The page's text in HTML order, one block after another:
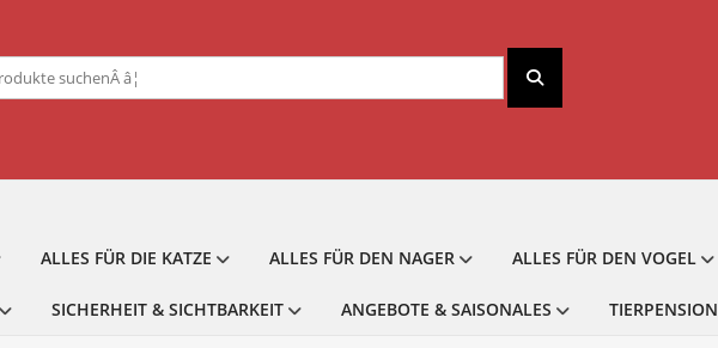
ALLES FÜR DIE KATZE ALLES FÜR DEN NAGER ALLES FÜR DEN VOGEL
SICHERHEIT & SICHTBARKEIT ANGEBOTE & SAISONALES TIERPENSION